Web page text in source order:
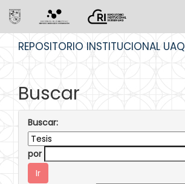
REPOSITORIO INSTITUCIONAL UAQ
Buscar
Buscar:
por